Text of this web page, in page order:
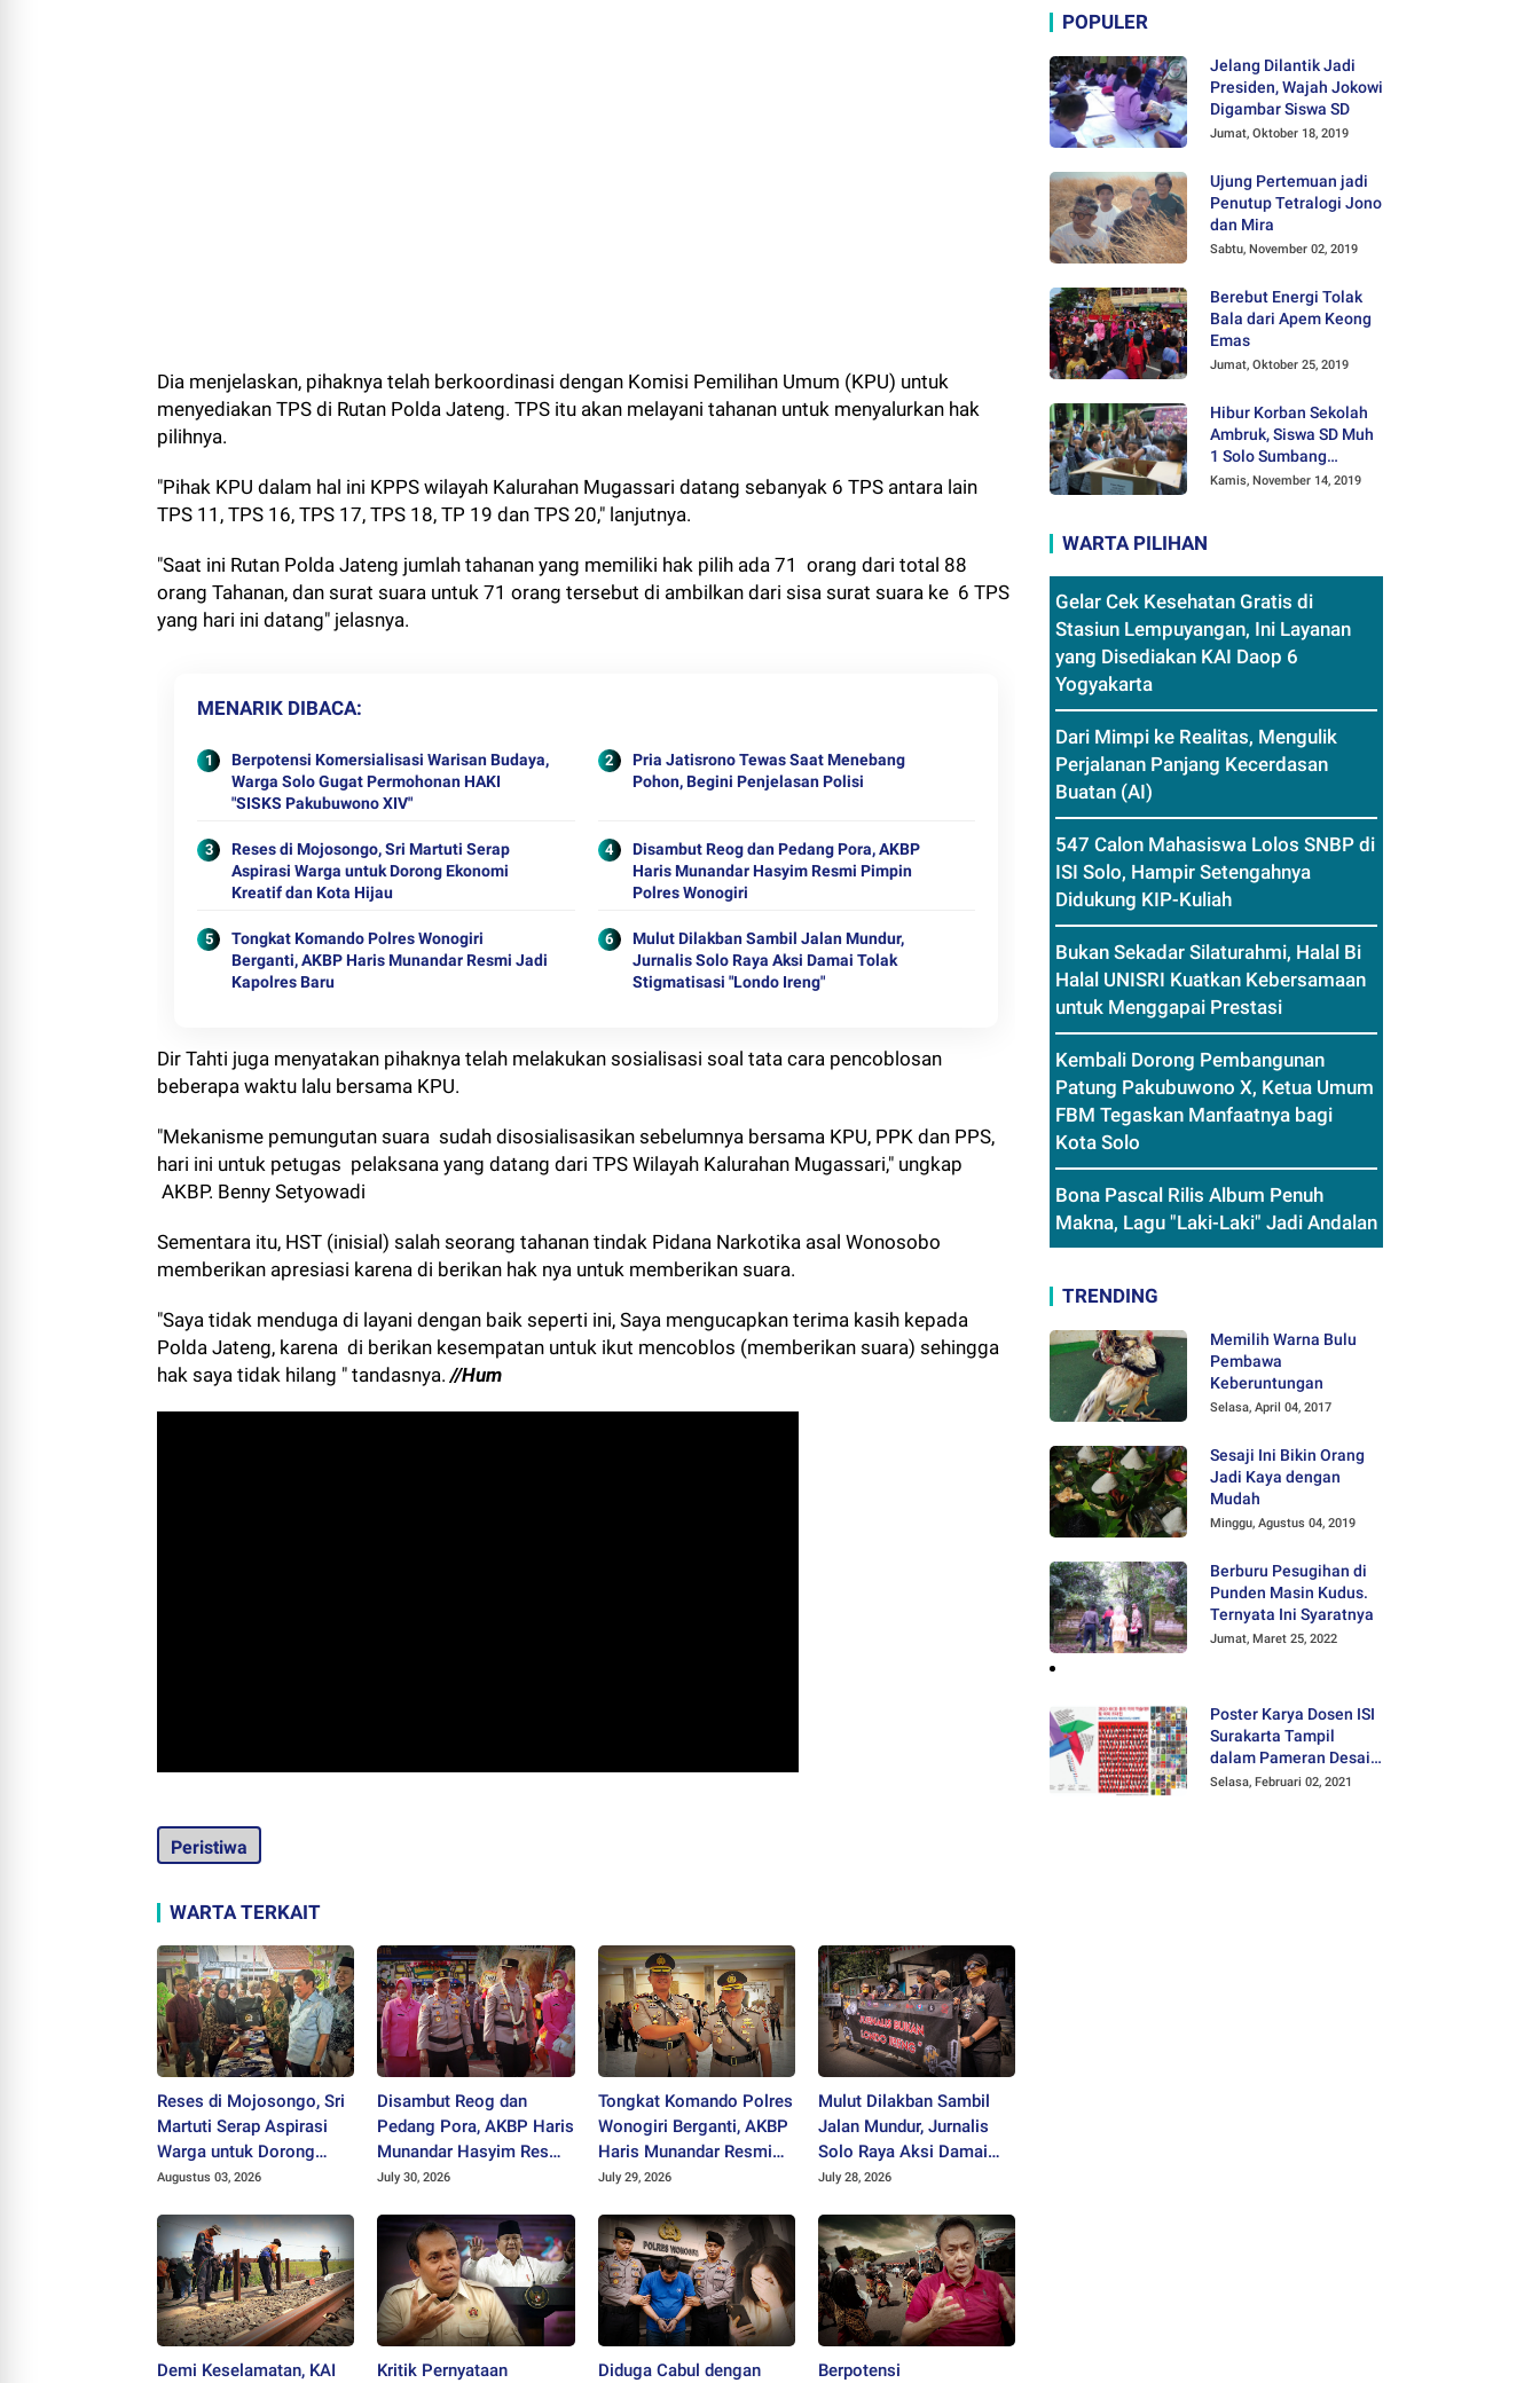
Dia menjelaskan, pihaknya telah berkoordinasi dengan Komisi Pemilihan Umum (KPU) untuk
menyediakan TPS di Rutan Polda Jateng. TPS itu akan melayani tahanan untuk menyalurkan hak
pilihnya.
"Pihak KPU dalam hal ini KPPS wilayah Kalurahan Mugassari datang sebanyak 6 TPS antara lain
TPS 11, TPS 16, TPS 17, TPS 18, TP 19 dan TPS 20," lanjutnya.
"Saat ini Rutan Polda Jateng jumlah tahanan yang memiliki hak pilih ada 71 orang dari total 88
orang Tahanan, dan surat suara untuk 71 orang tersebut di ambilkan dari sisa surat suara ke 6 TPS
yang hari ini datang" jelasnya.
MENARIK DIBACA
Berpotensi Komersialisasi Warisan Budaya,
Warga Solo Gugat Permohonan HAKI
"SISKS Pakubuwono XIV"
Pria Jatisrono Tewas Saat Menebang
Pohon, Begini Penjelasan Polisi
Reses di Mojosongo, Sri Martuti Serap
Aspirasi Warga untuk Dorong Ekonomi
Kreatif dan Kota Hijau
Disambut Reog dan Pedang Pora, AKBP
Haris Munandar Hasyim Resmi Pimpin
Polres Wonogiri
Tongkat Komando Polres Wonogiri
Berganti, AKBP Haris Munandar Resmi Jadi
Kapolres Baru
Mulut Dilakban Sambil Jalan Mundur,
Jurnalis Solo Raya Aksi Damai Tolak
Stigmatisasi "Londo Ireng"
Dir Tahti juga menyatakan pihaknya telah melakukan sosialisasi soal tata cara pencoblosan
beberapa waktu lalu bersama KPU.
"Mekanisme pemungutan suara sudah disosialisasikan sebelumnya bersama KPU, PPK dan PPS,
hari ini untuk petugas pelaksana yang datang dari TPS Wilayah Kalurahan Mugassari," ungkap
AKBP. Benny Setyowadi
Sementara itu, HST (inisial) salah seorang tahanan tindak Pidana Narkotika asal Wonosobo
memberikan apresiasi karena di berikan hak nya untuk memberikan suara.
"Saya tidak menduga di layani dengan baik seperti ini, Saya mengucapkan terima kasih kepada
Polda Jateng, karena di berikan kesempatan untuk ikut mencoblos (memberikan suara) sehingga
hak saya tidak hilang " tandasnya.//Hum
Peristiwa
WARTA TERKAIT
Reses di Mojosongo, Sri
Martuti Serap Aspirasi
Warga untuk Dorong
Ekonomi Kreatif dan Kota
Augustus 03, 2026
Disambut Reog dan
Pedang Pora, AKBP Haris
Munandar Hasyim Resmi
Pimpin Polres Wonogiri
July 30, 2026
Tongkat Komando Polres
Wonogiri Berganti, AKBP
Haris Munandar Resmi
Jadi Kapolres Baru
July 29, 2026
Mulut Dilakban Sambil
Jalan Mundur, Jurnalis
Solo Raya Aksi Damai
Tolak Stigmatisasi
July 28, 2026
Demi Keselamatan, KAI Kritik Pernyataan Diduga Cabul dengan Berpotensi
POPULER
Jelang Dilantik Jadi
Presiden, Wajah Jokowi
Digambar Siswa SD
Jumat, Oktober 18, 2019
Ujung Pertemuan jadi
Penutup Tetralogi Jono
dan Mira
Sabtu, November 02, 2019
Berebut Energi Tolak
Bala dari Apem Keong
Emas
Jumat, Oktober 25, 2019
Hibur Korban Sekolah
Ambruk, Siswa SD Muh
1 Solo Sumbang
Mainan Othok-othok
Kamis, November 14, 2019
WARTA PILIHAN
Gelar Cek Kesehatan Gratis di
Stasiun Lempuyangan, Ini Layanan
yang Disediakan KAI Daop 6
Yogyakarta
Dari Mimpi ke Realitas, Mengulik
Perjalanan Panjang Kecerdasan
Buatan (AI)
547 Calon Mahasiswa Lolos SNBP di
ISI Solo, Hampir Setengahnya
Didukung KIP-Kuliah
Bukan Sekadar Silaturahmi, Halal Bi
Halal UNISRI Kuatkan Kebersamaan
untuk Menggapai Prestasi
Kembali Dorong Pembangunan
Patung Pakubuwono X, Ketua Umum
FBM Tegaskan Manfaatnya bagi
Kota Solo
Bona Pascal Rilis Album Penuh
Makna, Lagu "Laki-Laki" Jadi Andalan
TRENDING
Memilih Warna Bulu
Pembawa
Keberuntungan
Selasa, April 04, 2017
Sesaji Ini Bikin Orang
Jadi Kaya dengan
Mudah
Minggu, Agustus 04, 2019
Berburu Pesugihan di
Punden Masin Kudus.
Ternyata Ini Syaratnya
Jumat, Maret 25, 2022
Poster Karya Dosen ISI
Surakarta Tampil
dalam Pameran Desain
Poster Internasional
Selasa, Februari 02, 2021